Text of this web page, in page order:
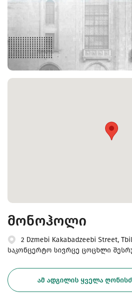
მონოჰოლი
2 Dzmebi Kakabadzeebi Street,
საკონცერტო სივრცე ცოცხლი
ᲐᲛ ᲐᲓᲒᲘᲚᲘᲡ ᲧᲕᲔᲚᲐ